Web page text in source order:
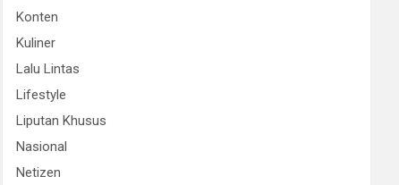
Konten
Kuliner
Lalu Lintas
Lifestyle
Liputan Khusus
Nasional
Netizen